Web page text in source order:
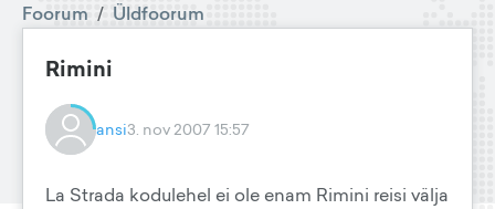
Foorum / Üldfoorum
Rimini
ansi3. nov 2007 15:57
La Strada kodulehel ei ole enam Rimini reisi välja